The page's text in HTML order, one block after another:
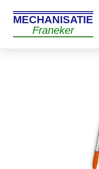
MECHANISATIE
Franeker